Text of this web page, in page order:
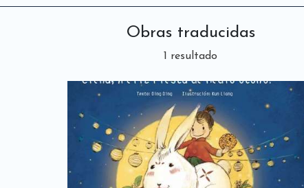
Obras traducidas
1 resultado